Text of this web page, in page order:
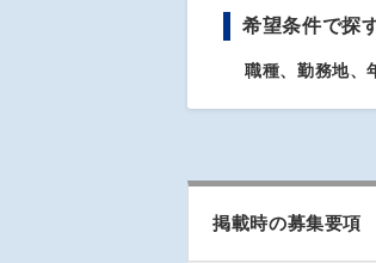
希望条件で探
職種、勤務地、
掲載時の募集要項